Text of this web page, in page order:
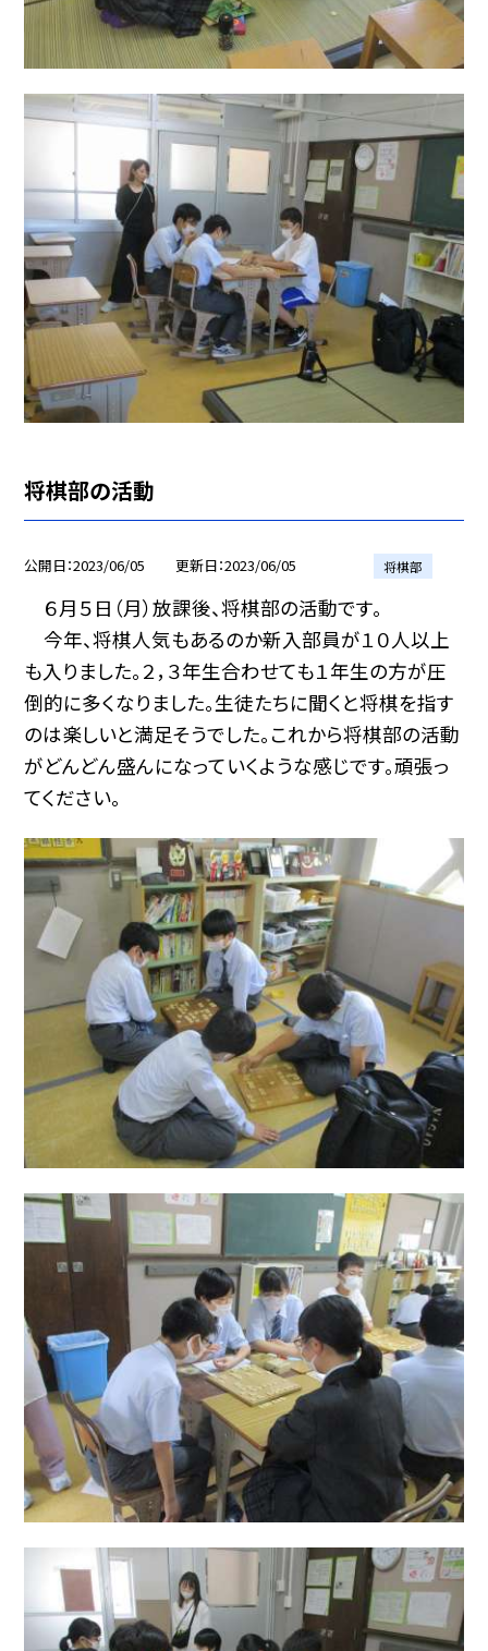
将棋部の活動
公開日 2023/06/05 更新日 2023/06/05 将棋部
６月５日（月）放課後、将棋部の活動です。
今年、将棋人気もあるのか新入部員が１０人以上
も入りました。２，３年生合わせても１年生の方が圧
倒的に多くなりました。生徒たちに聞くと将棋を指す
のは楽しいと満足そうでした。これから将棋部の活動
がどんどん盛んになっていくような感じです。頑張っ
てください。